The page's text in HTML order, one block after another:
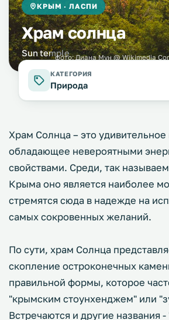
КРЫМ · ЛАСПИ
Храм солнца
Sun temple
фото:Диана Мун@ Wikimedia
КАТЕГОРИЯ
Природа
Храм Солнца – это удивительное
обладающее невероятными
свойствами. Среди, так
Крыма оно является наиболее
стремятся сюда в надежде на
самых сокровенных желаний.
По сути, храм Солнца
скопление остроконечных
правильной формы, которое
"крымским стоунхенджем" или
Встречаются и другие названия